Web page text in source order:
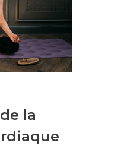
la